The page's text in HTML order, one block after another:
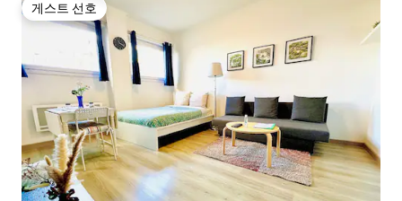
게스트 선호
게스트 선호